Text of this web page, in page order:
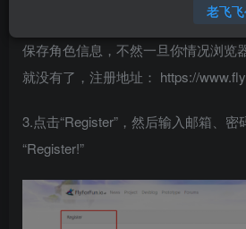
2.下面讲一下如何新建游戏账号这样
保存角色信息，不然一旦你情况浏览
就没有了，注册地址： https://
3.点击“Register”，然后输入邮箱、密
“Register!”
老飞